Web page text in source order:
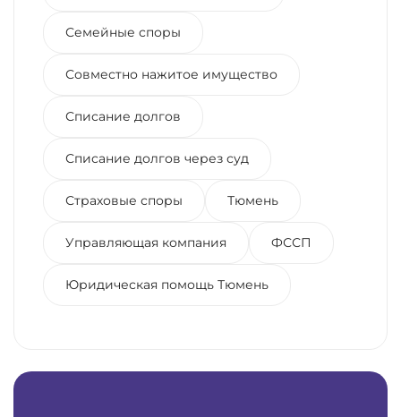
Семейные споры
Совместно нажитое имущество
Списание долгов
Списание долгов через суд
Страховые споры Тюмень
Управляющая компания ФССП
Юридическая помощь Тюмень